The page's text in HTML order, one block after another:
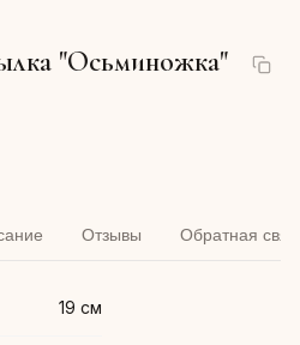
"Осьминожка"
Отзывы Обратная
19 см